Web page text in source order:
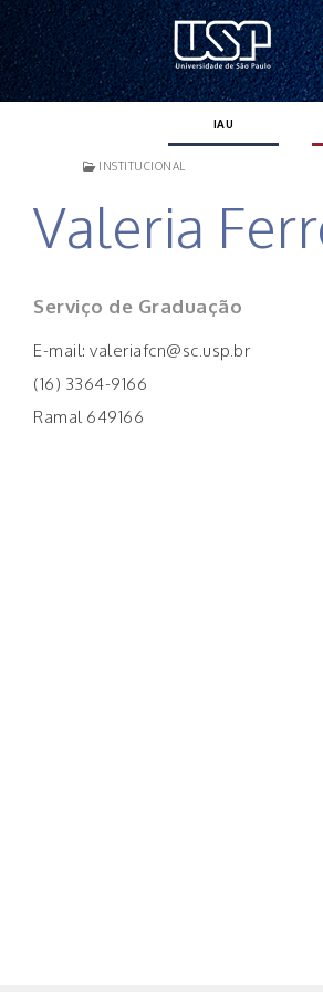
Pular
para
o
IAU
INSTITUCIONAL
Valeria
Serviço de Graduação
E-mail: valeriafcn@sc.usp.br
(16) 3364-9166
Ramal 649166